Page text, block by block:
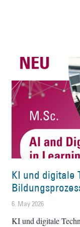
KI und digitale
6. May 2026
KI und digitale